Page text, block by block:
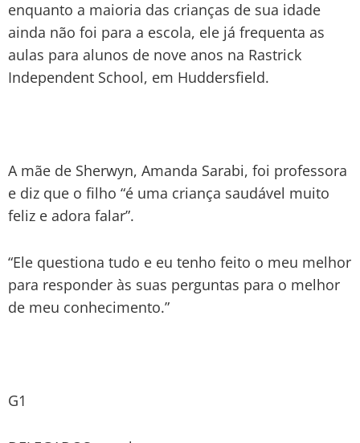
enquanto a maioria das crianças de sua idade
ainda não foi para a escola, ele já frequenta as
aulas para alunos de nove anos na Rastrick
Independent School, em Huddersfield.
A mãe de Sherwyn, Amanda Sarabi, foi professora
e diz que o filho “é uma criança saudável muito
feliz e adora falar”.
“Ele questiona tudo e eu tenho feito o meu melhor
para responder às suas perguntas para o melhor
de meu conhecimento.”
G1